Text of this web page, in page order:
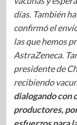
días. También
confirmó el
las que hemos
AstraZeneca.
presidente de
recibiendo
dialogando con
productores,